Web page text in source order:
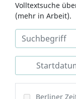
Volltextsuche
(mehr in Arbeit).
Berliner